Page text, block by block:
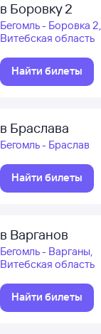
в Боровку 2
Бегомль - Боровка 2,
Витебская область
Найти билеты
в Браслава
Бегомль - Браслав
Найти билеты
в Варганов
Бегомль - Варганы,
Витебская область
Найти билеты